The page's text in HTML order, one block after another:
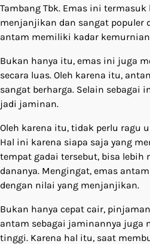
Tambang Tbk. Emas ini
menjanjikan dan sangat populer
antam memiliki kadar
Bukan hanya itu, emas ini juga
secara luas. Oleh karena itu,
sangat berharga. Selain sebagai
jadi jaminan.
Oleh karena itu, tidak perlu ragu
Hal ini karena siapa saja yang
tempat gadai tersebut, bisa lebih
dananya. Mengingat, emas
dengan nilai yang menjanjikan.
Bukan hanya cepat cair,
antam sebagai jaminannya juga
tinggi. Karena hal itu, saat